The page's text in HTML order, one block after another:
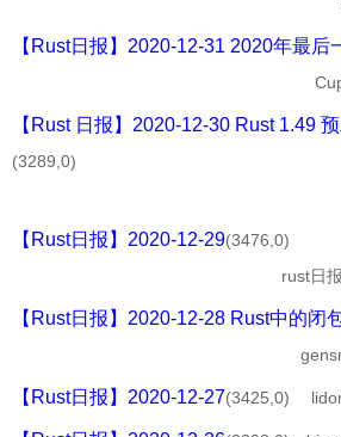
【Rust日报】2020-12-31 2020年最后
【Rust 日报】2020-12-30 Rust 1.49
(3289,0)
【Rust日报】2020-12-29(3476,0)
rust日报
【Rust日报】2020-12-28 Rust中的闭
【Rust日报】2020-12-27(3425,0)